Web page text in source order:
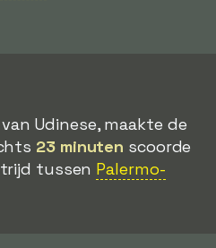
Udinese, maakte de
23 minuten scoorde
tussen Palermo-